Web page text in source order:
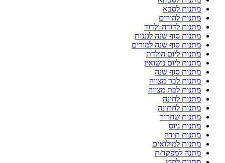
מתנות לסבא
מתנות להורים
מתנות לדודה ולדוד
מתנות סוף שנה לגננות
מתנות סוף שנה למורים
מתנות ליום הולדת
מתנות ליום נישואין
מתנות סוף שנה
מתנות לבר מצווה
מתנות לבת מצווה
מתנות לחינה
מתנות לחתונה
מתנות שחרור
מתנות גיוס
מתנות תודה
מתנות למילואים
מתנה למפקד/ת